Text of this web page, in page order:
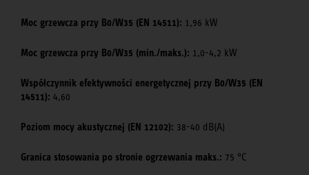
Moc grzewcza przy B0/W35 (EN 14511): 1,96 kW
Moc grzewcza przy B0/W35 (min./maks.): 1,0-4,2 kW
Współczynnik efektywności energetycznej przy B0/W35 (EN
14511): 4,60
Poziom mocy akustycznej (EN 12102): 38-40 dB(A)
Granica stosowania po stronie ogrzewania maks.: 75 °C